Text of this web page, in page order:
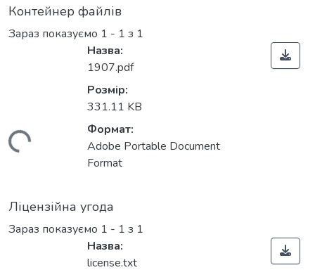
Контейнер файлів
Зараз показуємо 1 - 1 з 1
Назва:
1907.pdf
Розмір:
331.11 KB
Формат:
Adobe Portable Document
Format
Ліцензійна угода
Зараз показуємо 1 - 1 з 1
Назва:
license.txt